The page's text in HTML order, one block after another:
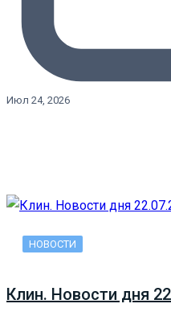
Июл 24, 2026
НОВОСТИ
Клин. Новости дня